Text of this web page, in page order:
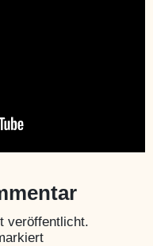
veröffentlicht.